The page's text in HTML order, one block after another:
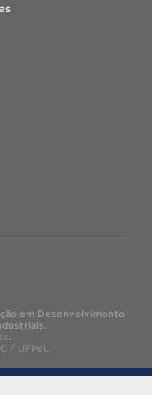
em Desenvolvimento
.
/ UFPel.